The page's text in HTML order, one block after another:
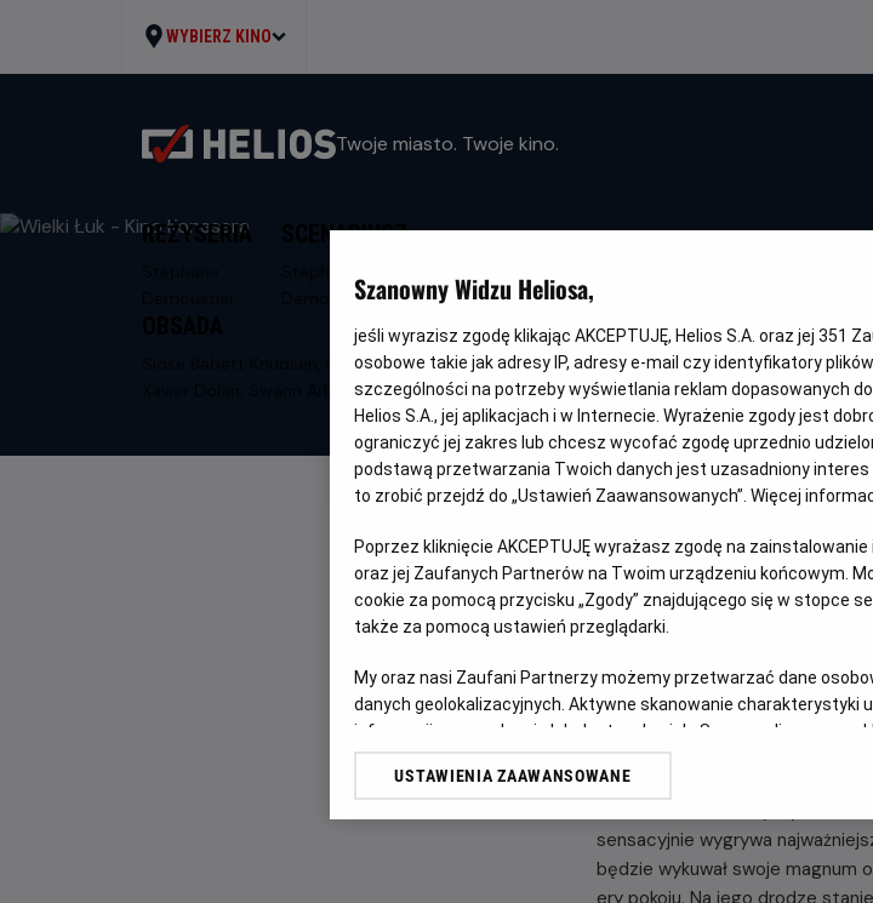
WYBIERZ KINO
Twoje miasto. Twoje kino.
Oryginalny
tytuł
L'inconnu de la Grande Arche
REŻYSERIA SCENARIUSZ
Demoustier
Sidse Babett Knudsen, Claes Bang,
Xavier Dolan, Swann Arlaud, Michel Fau
WYBIERZ SWOJE KINO
OPIS WYDARZENIA
Poruszająca i pełna humoru
Rok 1982, anonimowy
sensacyjnie wygrywa
będzie wykuwał swoje magnum
ery pokoju. Na jego drodze
Szanowny Widzu Heliosa,
jeśli wyrazisz zgodę klikając AKCEPTUJĘ, Helios S.A. oraz jej 351
osobowe takie jak adresy IP, adresy e-mail czy identyfikatory
szczególności na potrzeby wyświetlania reklam dopasowanych
Helios S.A., jej aplikacjach i w Internecie. Wyrażenie zgody jest
ograniczyć jej zakres lub chcesz wycofać zgodę uprzednio
podstawą przetwarzania Twoich danych jest uzasadniony
to zrobić przejdź do „Ustawień Zaawansowanych”. Więcej
Poprzez kliknięcie AKCEPTUJĘ wyrażasz zgodę na
oraz jej Zaufanych Partnerów na Twoim urządzeniu końcowym.
cookie za pomocą przycisku „Zgody” znajdującego się w stopce
także za pomocą ustawień przeglądarki.
My oraz nasi Zaufani Partnerzy możemy przetwarzać dane
danych geolokalizacyjnych. Aktywne skanowanie charakterystyki
informacji na urządzeniu lub dostęp do nich. Spersonalizowane
odbiorców i ulepszanie usług.
USTAWIENIA ZAAWANSOWANE